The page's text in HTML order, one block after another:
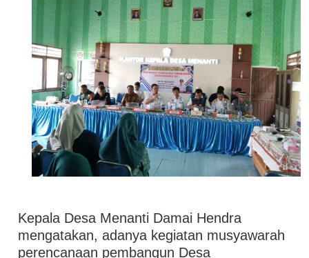
Kepala Desa Menanti Damai Hendra
mengatakan, adanya kegiatan musyawarah
perencanaan pembangun Desa